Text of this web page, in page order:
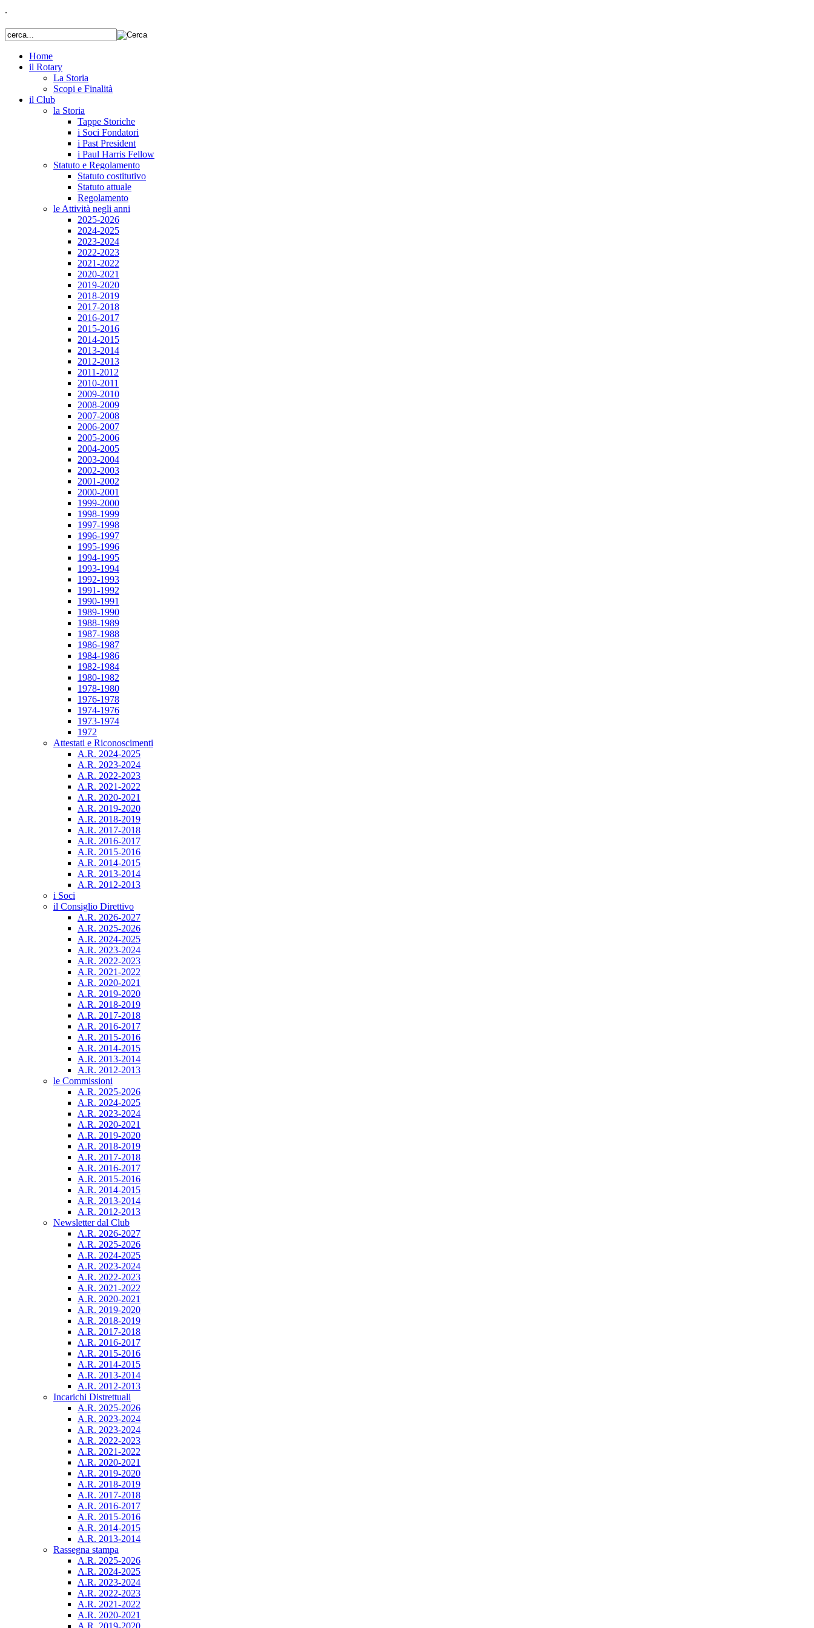
.
Home
il Rotary
La Storia
Scopi e Finalità
il Club
la Storia
Tappe Storiche
i Soci Fondatori
i Past President
i Paul Harris Fellow
Statuto e Regolamento
Statuto costitutivo
Statuto attuale
Regolamento
le Attività negli anni
2025-2026
2024-2025
2023-2024
2022-2023
2021-2022
2020-2021
2019-2020
2018-2019
2017-2018
2016-2017
2015-2016
2014-2015
2013-2014
2012-2013
2011-2012
2010-2011
2009-2010
2008-2009
2007-2008
2006-2007
2005-2006
2004-2005
2003-2004
2002-2003
2001-2002
2000-2001
1999-2000
1998-1999
1997-1998
1996-1997
1995-1996
1994-1995
1993-1994
1992-1993
1991-1992
1990-1991
1989-1990
1988-1989
1987-1988
1986-1987
1984-1986
1982-1984
1980-1982
1978-1980
1976-1978
1974-1976
1973-1974
1972
Attestati e Riconoscimenti
A.R. 2024-2025
A.R. 2023-2024
A.R. 2022-2023
A.R. 2021-2022
A.R. 2020-2021
A.R. 2019-2020
A.R. 2018-2019
A.R. 2017-2018
A.R. 2016-2017
A.R. 2015-2016
A.R. 2014-2015
A.R. 2013-2014
A.R. 2012-2013
i Soci
il Consiglio Direttivo
A.R. 2026-2027
A.R. 2025-2026
A.R. 2024-2025
A.R. 2023-2024
A.R. 2022-2023
A.R. 2021-2022
A.R. 2020-2021
A.R. 2019-2020
A.R. 2018-2019
A.R. 2017-2018
A.R. 2016-2017
A.R. 2015-2016
A.R. 2014-2015
A.R. 2013-2014
A.R. 2012-2013
le Commissioni
A.R. 2025-2026
A.R. 2024-2025
A.R. 2023-2024
A.R. 2020-2021
A.R. 2019-2020
A.R. 2018-2019
A.R. 2017-2018
A.R. 2016-2017
A.R. 2015-2016
A.R. 2014-2015
A.R. 2013-2014
A.R. 2012-2013
Newsletter dal Club
A.R. 2026-2027
A.R. 2025-2026
A.R. 2024-2025
A.R. 2023-2024
A.R. 2022-2023
A.R. 2021-2022
A.R. 2020-2021
A.R. 2019-2020
A.R. 2018-2019
A.R. 2017-2018
A.R. 2016-2017
A.R. 2015-2016
A.R. 2014-2015
A.R. 2013-2014
A.R. 2012-2013
Incarichi Distrettuali
A.R. 2025-2026
A.R. 2023-2024
A.R. 2023-2024
A.R. 2022-2023
A.R. 2021-2022
A.R. 2020-2021
A.R. 2019-2020
A.R. 2018-2019
A.R. 2017-2018
A.R. 2016-2017
A.R. 2015-2016
A.R. 2014-2015
A.R. 2013-2014
Rassegna stampa
A.R. 2025-2026
A.R. 2024-2025
A.R. 2023-2024
A.R. 2022-2023
A.R. 2021-2022
A.R. 2020-2021